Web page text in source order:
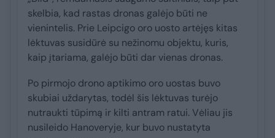
skelbia, kad rastas dronas galėjo būti ne
vienintelis. Prie Leipcigo oro uosto artėjęs kitas
lėktuvas susidūrė su nežinomu objektu, kuris,
kaip įtariama, galėjo būti dar vienas dronas.
Po pirmojo drono aptikimo oro uostas buvo
skubiai uždarytas, todėl šis lėktuvas turėjo
nutraukti tūpimą ir kilti antram ratui. Vėliau jis
nusileido Hanoveryje, kur buvo nustatyta